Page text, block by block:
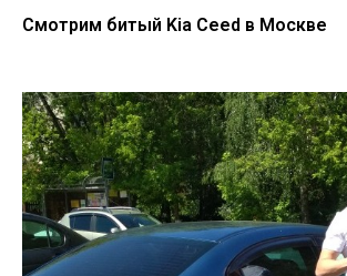
Смотрим битый Kia Ceed в Москве